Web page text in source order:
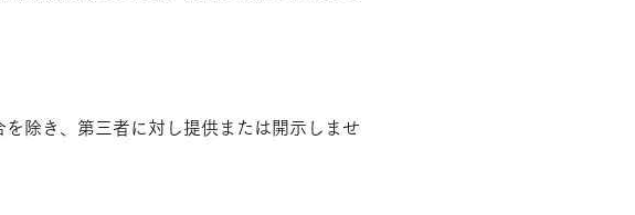
除き、第三者に対し提供または開示しませ